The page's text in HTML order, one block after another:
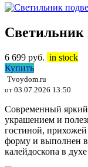
Светильник
6 699 руб. in stock
Купить
Tvoydom.ru
от 03.07.2026 13:50
Современный яркий
украшением и
гостиной,
форму и выполнен в
калейдоскопа в